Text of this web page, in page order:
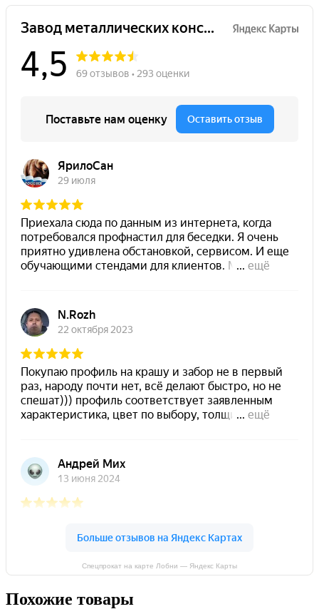
Спецпрокат на карте Лобни — Яндекс Карты
Похожие товары